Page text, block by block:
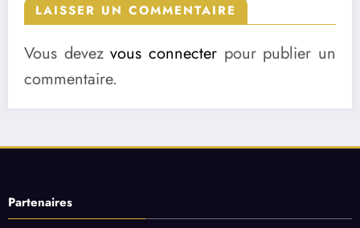
LAISSER UN COMMENTAIRE
Vous devezvous connecter pour publier un
commentaire.
Partenaires